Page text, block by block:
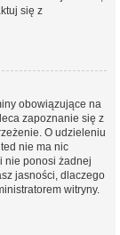
się z
obowiązujące na
zapoznanie się z
O udzieleniu
nie ma nic
nie ponosi żadnej
jasności, dlaczego
witryny.